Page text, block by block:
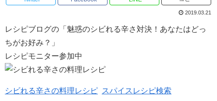
2019.03.21
レシピブログの「魅惑のシビれる辛さ対決！あなたはどっ
ちがお好み？」
レシピモニター参加中
シビれる辛さの料理レシピ スパイスレシピ検索